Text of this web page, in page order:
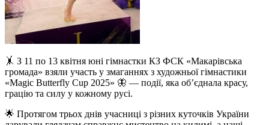
🤸‍ З 11 по 13 квітня юні гімнастки КЗ ФСК «Макарівська
громада» взяли участь у змаганнях з художньої гімнастики
«Magic Butterfly Cup 2025» 🦋 — події, яка об’єднала красу,
грацію та силу у кожному русі.
🌟 Протягом трьох днів учасниці з різних куточків України